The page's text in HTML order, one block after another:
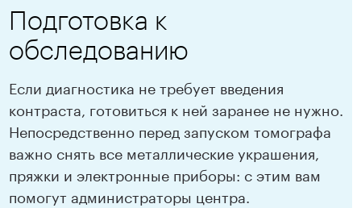
Подготовка к
обследованию
Если диагностика не требует введения
контраста, готовиться к ней заранее не нужно.
Непосредственно перед запуском томографа
важно снять все металлические украшения,
пряжки и электронные приборы: с этим вам
помогут администраторы центра.